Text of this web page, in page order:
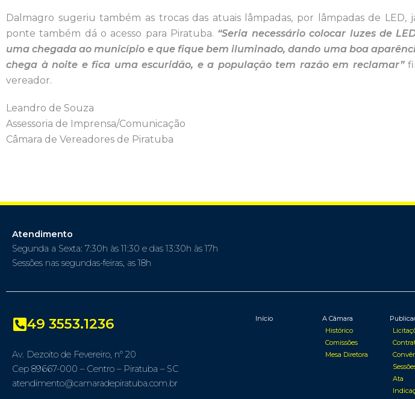
Dalmagro sugeriu também as trocas das atuais lâmpadas, por lâmpadas de LED,
ponte também dá o acesso para Piratuba. “Seria necessário colocar luzes de
uma chegada ao município e que fique bem iluminado, dando uma boa
chega à noite e fica uma escuridão, e a população tem razão em reclamar”
vereador.
Leandro de Souza
Assessoria de Imprensa/Comunicação
Câmara de Vereadores de Piratuba
Atendimento
Segunda a Sexta: 7:30h às 11:30 e das 13:30h às 17h
Sessões nas segundas-feiras, as 18h
49 3553.1236
Av. Dezoito de Fevereiro, nº 20
Cep 89667-000 – Centro – Piratuba – SC
atendimento@camaradepiratuba.com.br
Início
A Câmara
Histórico
Comissões
Mesa Diretora
Ata